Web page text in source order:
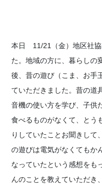
本日 11/21（金）地区社協
た。地域の方に、暮らしの
後、昔の遊び（こま、お手
ていただきました。昔の道
音機の使い方を学び、子供
食べるものがなくて、とう
りしていたことお聞きして
の遊びは電気がなくてもか
なっていたという感想をも
んのことを教えていただき